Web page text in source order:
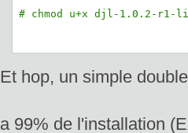
# chmod u+x djl-1.0.2-
Et hop, un simple
a 99% de l'installation